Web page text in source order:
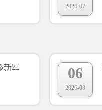
2026-07
新军 06
2026-08